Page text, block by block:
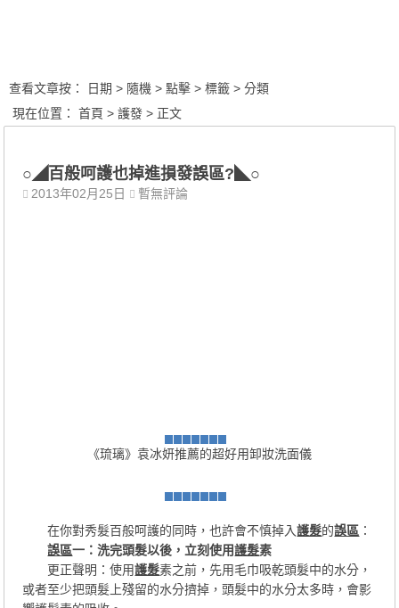
查看文章按： 日期 > 隨機 > 點擊 > 標籤 > 分類
現在位置：首頁 >護發 > 正文
○◢百般呵護也掉進損發誤區?◣○
2013年02月25日 暫無評論
《琉璃》袁冰妍推薦的超好用卸妝洗面儀
在你對秀髮百般呵護的同時，也許會不慎掉入 護髮 的 誤區
誤區一：洗完頭髮以後，立刻使用護髮素
更正聲明：使用護髮素之前，先用毛巾吸乾頭髮中的水分，
或者至少把頭髮上殘留的水分擠掉，頭髮中的水分太多時，會影
響護髮素的吸收。